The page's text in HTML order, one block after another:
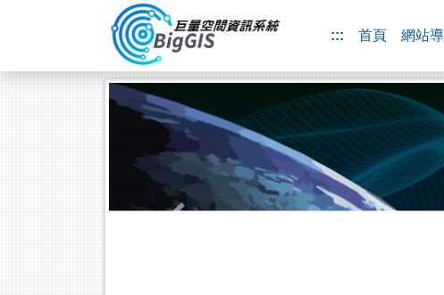
:::
首頁 網站